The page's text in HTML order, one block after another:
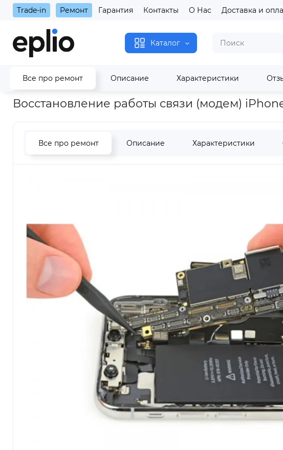
Trade-in Ремонт Гарантия Контакты О Нас Доставка и
Каталог
Все про ремонт Описание Характеристики
Главная Восстановление работы связи (модем) iPhone 11 Pro Max
Восстановление работы связи (модем)
Все про ремонт Описание Характеристики